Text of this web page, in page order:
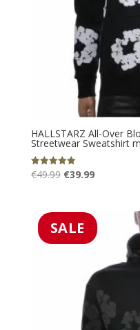
HALLSTARZ All-Over
Streetwear Sweatshirt
Gewaardeerd
5.00
€49.99 Oorspronkelijke
€49.99.
€39.99Huidige
€39.99.
SALE